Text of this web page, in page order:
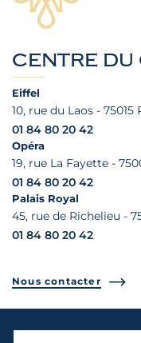
CENTRE DU
Eiffel
10, rue du Laos - 75015
01 84 80 20 42
Opéra
19, rue La Fayette -
01 84 80 20 42
Palais Royal
45, rue de Richelieu -
01 84 80 20 42
Nous contacter